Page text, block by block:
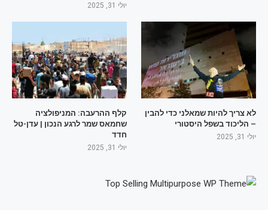
יולי 31, 2025
לא צריך להיות שמאלני כדי להבין
– הליכוד בשפל היסטורי
יולי 31, 2025
קלף ההרעבה: המניפולציה
שחמאס שמר לרגע הנכון | עדן-טל
חדד
יולי 31, 2025